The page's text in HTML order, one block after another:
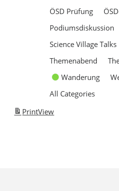
ÖSD Prüfung
Podiumsdiskussion
Science Village Talks
Themenabend
Wanderung
All Categories
PrintView